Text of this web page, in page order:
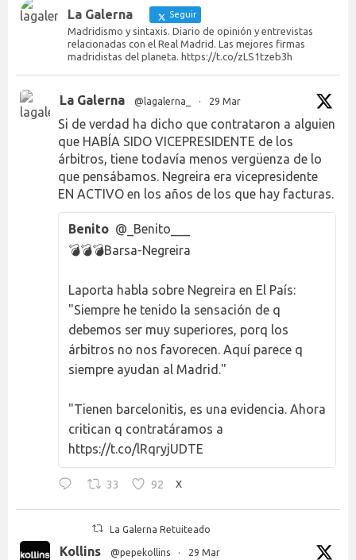
La Galerna Seguir
Madridismo y sintaxis. Diario de opinión y entrevistas
relacionadas con el Real Madrid. Las mejores firmas
madridistas del planeta. https://t.co/zLS1tzeb3h
La Galerna @lagalerna_ · 29 Mar
Si de verdad ha dicho que contrataron a alguien
que HABÍA SIDO VICEPRESIDENTE de los
árbitros, tiene todavía menos vergüenza de lo
que pensábamos. Negreira era vicepresidente
EN ACTIVO en los años de los que hay facturas.
Benito @_Benito___
💣💣💣Barsa-Negreira
Laporta habla sobre Negreira en El País:
"Siempre he tenido la sensación de q
debemos ser muy superiores, porq los
árbitros no nos favorecen. Aquí parece q
siempre ayudan al Madrid."
"Tienen barcelonitis, es una evidencia. Ahora
critican q contratáramos a
https://t.co/lRqryjUDTE
33 92 X
La Galerna Retuiteado
Kollins @pepekollins · 29 Mar